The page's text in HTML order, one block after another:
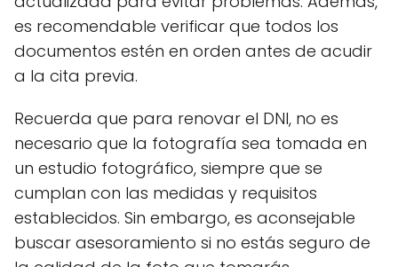
es recomendable verificar que todos los
documentos estén en orden antes de acudir
a la cita previa.
Recuerda que para renovar el DNI, no es
necesario que la fotografía sea tomada en
un estudio fotográfico, siempre que se
cumplan con las medidas y requisitos
establecidos. Sin embargo, es aconsejable
buscar asesoramiento si no estás seguro de